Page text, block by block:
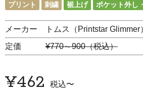
プリント 刺繍 裾上げ ポケット外し
メーカー トムス（Printstar Glimmer
定価 ¥770～900（税込）
¥462 税込〜